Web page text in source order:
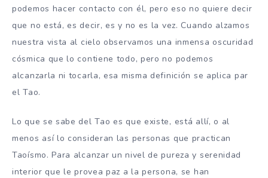
podemos hacer contacto con él, pero eso no quiere decir
que no está, es decir, es y no es la vez. Cuando alzamos
nuestra vista al cielo observamos una inmensa oscuridad
cósmica que lo contiene todo, pero no podemos
alcanzarla ni tocarla, esa misma definición se aplica par
el Tao.
Lo que se sabe del Tao es que existe, está allí, o al
menos así lo consideran las personas que practican
Taoísmo. Para alcanzar un nivel de pureza y serenidad
interior que le provea paz a la persona, se han